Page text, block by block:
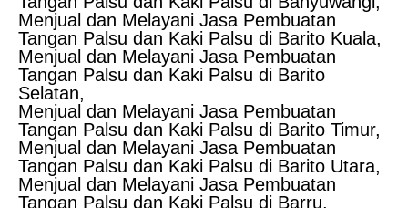
Menjual dan Melayani Jasa Pembuatan
Tangan Palsu dan Kaki Palsu di Barito Kuala,
Menjual dan Melayani Jasa Pembuatan
Tangan Palsu dan Kaki Palsu di Barito
Selatan,
Menjual dan Melayani Jasa Pembuatan
Tangan Palsu dan Kaki Palsu di Barito Timur,
Menjual dan Melayani Jasa Pembuatan
Tangan Palsu dan Kaki Palsu di Barito Utara,
Menjual dan Melayani Jasa Pembuatan
Tangan Palsu dan Kaki Palsu di Barru,